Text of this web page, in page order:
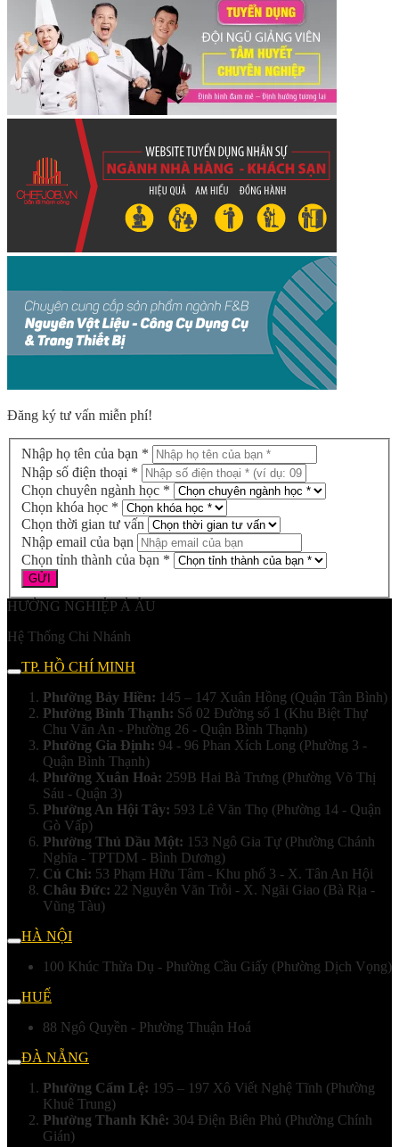
Đăng ký tư vấn miễn phí!
Nhập họ tên của bạn *
Nhập số điện thoại *
Chọn chuyên ngành học *
Chọn khóa học *
Chọn thời gian tư vấn
Nhập email của bạn
Chọn tỉnh thành của bạn *
HƯỚNG NGHIỆP Á ÂU
Hệ Thống Chi Nhánh
TP. HỒ CHÍ MINH
Phường Bảy Hiền: 145 – 147 Xuân Hồng (Quận Tân Bình)
Phường Bình Thạnh: Số 02 Đường số 1 (Khu Biệt Thự
Chu Văn An - Phường 26 - Quận Bình Thạnh)
Phường Gia Định: 94 - 96 Phan Xích Long (Phường 3 -
Quận Bình Thạnh)
Phường Xuân Hoà: 259B Hai Bà Trưng (Phường Võ Thị
Sáu - Quận 3)
Phường An Hội Tây: 593 Lê Văn Thọ (Phường 14 - Quận
Gò Vấp)
Phường Thủ Dầu Một: 153 Ngô Gia Tự (Phường Chánh
Nghĩa - TPTDM - Bình Dương)
Củ Chi: 53 Phạm Hữu Tâm - Khu phố 3 - X. Tân An Hội
Châu Đức: 22 Nguyễn Văn Trỗi - X. Ngãi Giao (Bà Rịa -
Vũng Tàu)
HÀ NỘI
100 Khúc Thừa Dụ - Phường Cầu Giấy (Phường Dịch Vọng)
HUẾ
88 Ngô Quyền - Phường Thuận Hoá
ĐÀ NẴNG
Phường Cẩm Lệ: 195 – 197 Xô Viết Nghệ Tĩnh (Phường
Khuê Trung)
Phường Thanh Khê: 304 Điện Biên Phủ (Phường Chính
Gián)